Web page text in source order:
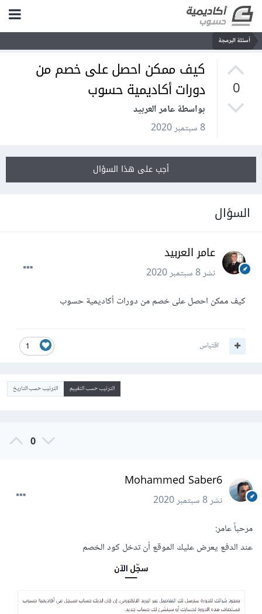
أسئلة البرمجة
0
كيف ممكن احصل على خصم من
دورات أكاديمية حسوب
بواسطة عامر العربيد
8 سبتمبر 2020
أجب على هذا السؤال
السؤال
عامر العربيد
نشر8 سبتمبر 2020
كيف ممكن احصل على خصم من دورات أكاديمية حسوب
1 اقتباس
الترتيب حسب التقييم الترتيب حسب التاريخ
0
Mohammed Saber6
نشر8 سبتمبر 2020
مرحباً عامر:
عند الدفع يعرض عليك الموقع أن تدخل كود الخصم